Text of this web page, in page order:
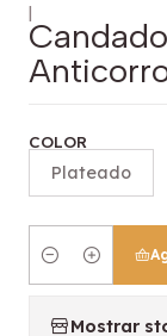
|
COLOR
Plateado
Cantidad
Mostrar